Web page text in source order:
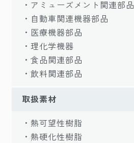
・アミューズメント関連部品
・自動車関連機器部品
・医療機器部品
・理化学機器
・食品関連部品
・飲料関連部品
取扱素材
・熱可望性樹脂
・熱硬化性樹脂